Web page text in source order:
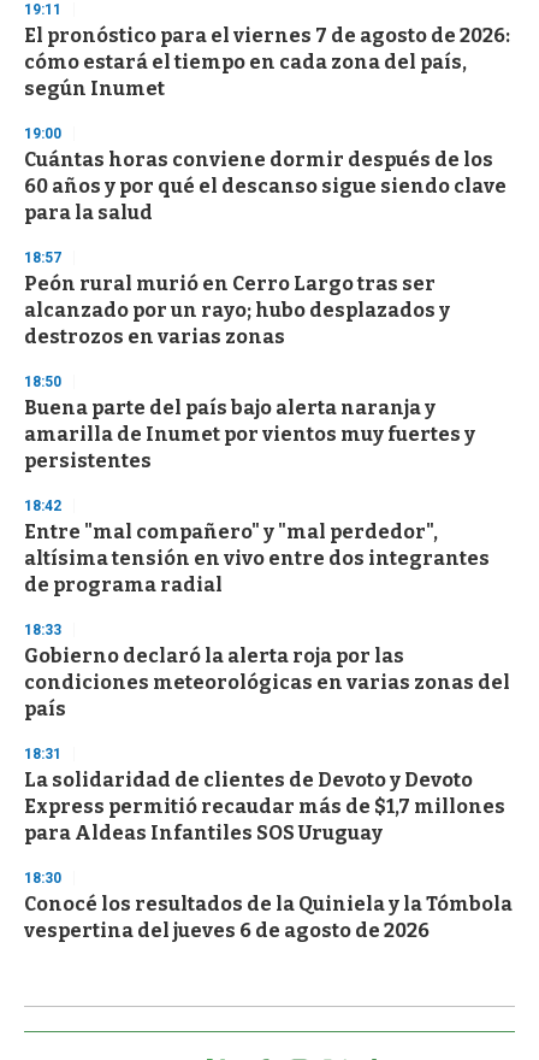
d
s
o
f
3
s
e
c
o
n
d
19:11
El pronóstico para el viernes 7 de agosto de 2026:
cómo estará el tiempo en cada zona del país,
según Inumet
19:00
Cuántas horas conviene dormir después de los
60 años y por qué el descanso sigue siendo clave
para la salud
18:57
Peón rural murió en Cerro Largo tras ser
alcanzado por un rayo; hubo desplazados y
destrozos en varias zonas
18:50
Buena parte del país bajo alerta naranja y
amarilla de Inumet por vientos muy fuertes y
persistentes
18:42
Entre "mal compañero" y "mal perdedor",
altísima tensión en vivo entre dos integrantes
de programa radial
18:33
Gobierno declaró la alerta roja por las
condiciones meteorológicas en varias zonas del
país
18:31
La solidaridad de clientes de Devoto y Devoto
Express permitió recaudar más de $1,7 millones
para Aldeas Infantiles SOS Uruguay
18:30
Conocé los resultados de la Quiniela y la Tómbola
vespertina del jueves 6 de agosto de 2026